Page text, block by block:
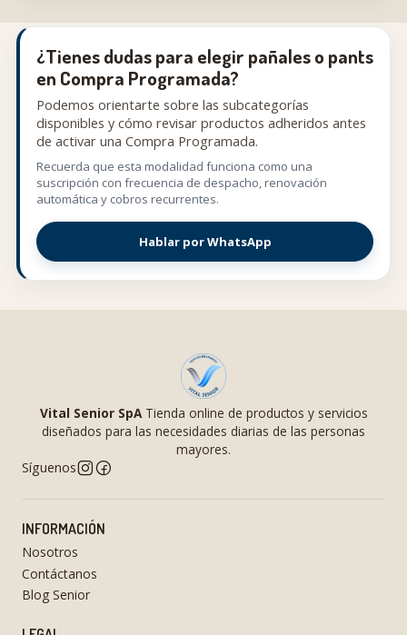
¿Tienes dudas para elegir pañales o pants
en Compra Programada?
Podemos orientarte sobre las subcategorías
disponibles y cómo revisar productos adheridos antes
de activar una Compra Programada.
Recuerda que esta modalidad funciona como una
suscripción con frecuencia de despacho, renovación
automática y cobros recurrentes.
Hablar por WhatsApp
Vital Senior SpATienda online de productos y servicios
diseñados para las necesidades diarias de las personas
mayores.
Síguenos
INFORMACIÓN
Nosotros
Contáctanos
Blog Senior